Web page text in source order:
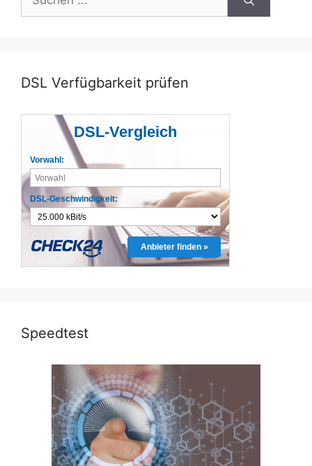
nach:
DSL Verfügbarkeit prüfen
DSL-Vergleich
Vorwahl:
DSL-Geschwindigkeit:
Anbieter finden »
Speedtest